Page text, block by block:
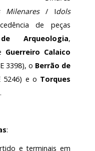
Milenares/ Idols
de peças
Arqueologia,
Guerreiro Calaico
3398), o Berrão de
5246) e o Torques
:
e terminais em